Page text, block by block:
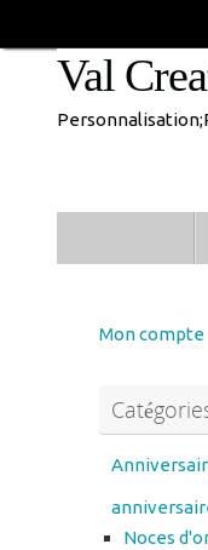
au
contenuVal
Mon compte
Noces